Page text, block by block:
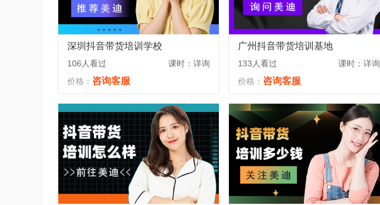
深圳抖音带货培训学校
106人看过
课时：详询
价格： 咨询客服
广州抖音带货培训基地
133人看过
课时：详询
价格： 咨询客服